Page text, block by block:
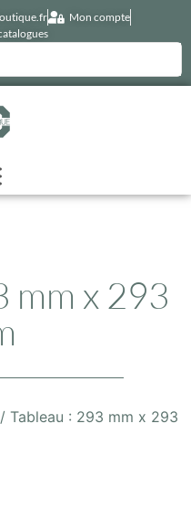
Mon compte
mm x 293
Tableau : 293 mm x 293